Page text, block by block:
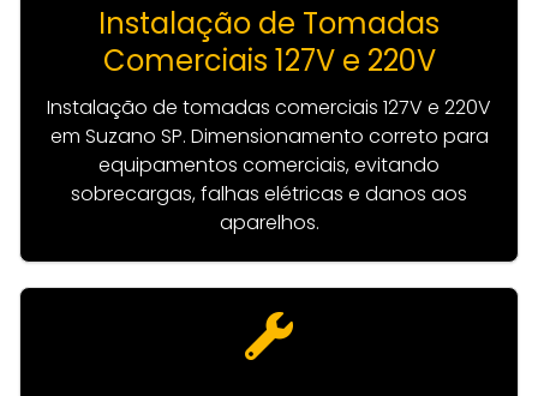
Instalação de Tomadas
Comerciais 127V e 220V
Instalação de tomadas comerciais 127V e 220V
em Suzano SP. Dimensionamento correto para
equipamentos comerciais, evitando
sobrecargas, falhas elétricas e danos aos
aparelhos.